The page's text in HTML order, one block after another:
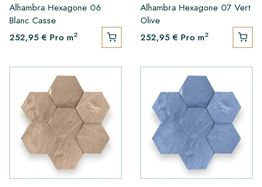
Alhambra Hexagone 06
Blanc Casse
252,95 € Pro m2
Alhambra Hexagone 07 Vert
Olive
252,95 € Pro m2